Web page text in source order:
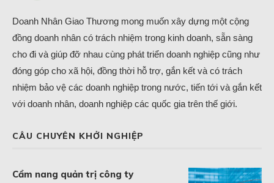
Doanh Nhân Giao Thương mong muốn xây dựng một cộng
đồng doanh nhân có trách nhiệm trong kinh doanh, sẵn sàng
cho đi và giúp đỡ nhau cùng phát triển doanh nghiệp cũng như
đóng góp cho xã hội, đồng thời hỗ trợ, gắn kết và có trách
nhiệm bảo vệ các doanh nghiệp trong nước, tiến tới và gắn kết
với doanh nhân, doanh nghiệp các quốc gia trên thế giới.
CÂU CHUYÊN KHỞI NGHIỆP
Cẩm nang quản trị công ty